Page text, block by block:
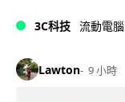
3C科技 流動電腦
Lawton 9 小時